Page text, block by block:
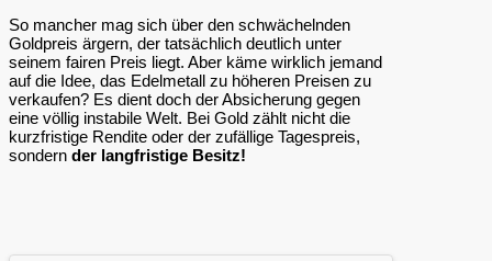
So mancher mag sich über den schwächelnden
Goldpreis ärgern, der tatsächlich deutlich unter
seinem fairen Preis liegt. Aber käme wirklich jemand
auf die Idee, das Edelmetall zu höheren Preisen zu
verkaufen? Es dient doch der Absicherung gegen
eine völlig instabile Welt. Bei Gold zählt nicht die
kurzfristige Rendite oder der zufällige Tagespreis,
sondern der langfristige Besitz!